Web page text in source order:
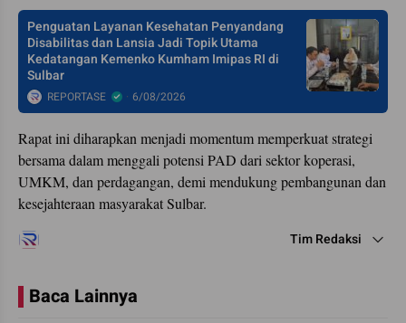
Penguatan Layanan Kesehatan Penyandang
Disabilitas dan Lansia Jadi Topik Utama
Kedatangan Kemenko Kumham Imipas RI di
Sulbar
REPORTASE 6/08/2026
Rapat ini diharapkan menjadi momentum memperkuat strategi
bersama dalam menggali potensi PAD dari sektor koperasi,
UMKM, dan perdagangan, demi mendukung pembangunan dan
kesejahteraan masyarakat Sulbar.
Tim Redaksi
Baca Lainnya